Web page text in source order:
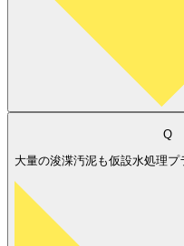
Q
大量の浚渫汚泥も仮設水処理プ